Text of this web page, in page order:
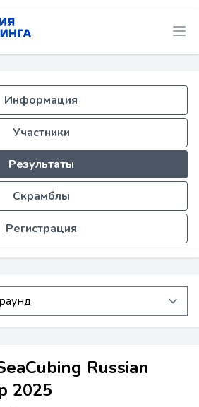
Информация
Участники
Результаты
Скрамблы
Регистрация
Russian
2025